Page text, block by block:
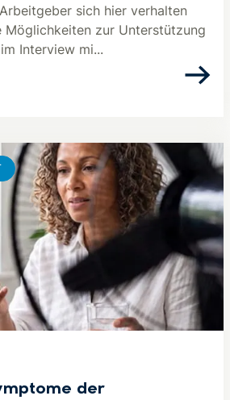
sich hier verhalten
Möglichkeiten zur Unterstützung
Interview mi...
der